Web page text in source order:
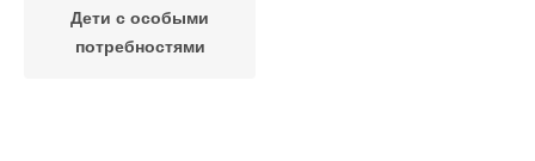
Дети с особыми
потребностями